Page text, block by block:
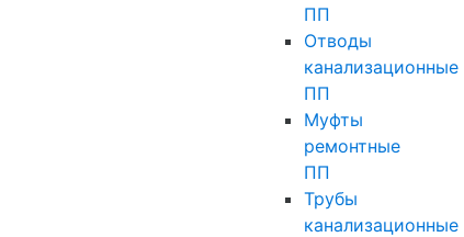
ПП
Отводы
канализационные
ПП
Муфты
ремонтные
ПП
Трубы
канализационные